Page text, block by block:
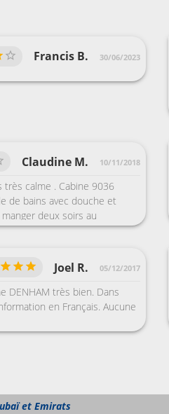
Francis B. 30/06/2023
Claudine M. 10/11/2018
très calme . Cabine 9036
de bains avec douche et
deux soirs au
d'hôtel originaire de Saint
.
Joel R. 05/12/2017
DENHAM très bien. Dans
en Français. Aucune
et Emirats